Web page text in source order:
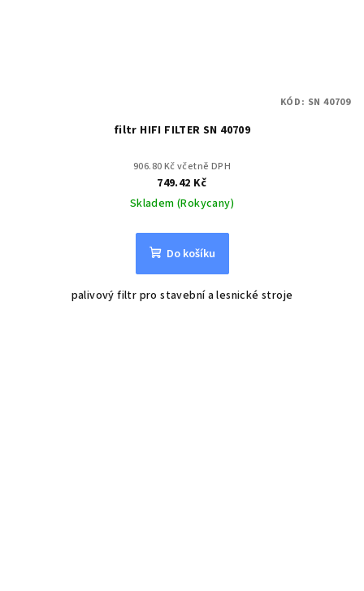
filtr HIFI FILTER SN 40709
906.80 Kč včetně DPH
749.42 Kč
Skladem (Rokycany)
Do košíku
palivový filtr pro stavební a lesnické stroje
KÓD: SN 40709